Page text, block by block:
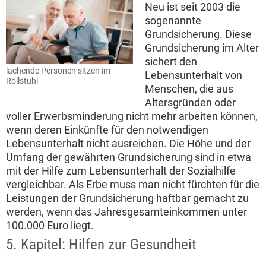
lachende Personen sitzen im
Rollstuhl
Neu ist seit 2003 die
sogenannte
Grundsicherung. Diese
Grundsicherung im Alter
sichert den
Lebensunterhalt von
Menschen, die aus
Altersgründen oder
voller Erwerbsminderung nicht mehr arbeiten können,
wenn deren Einkünfte für den notwendigen
Lebensunterhalt nicht ausreichen. Die Höhe und der
Umfang der gewährten Grundsicherung sind in etwa
mit der Hilfe zum Lebensunterhalt der Sozialhilfe
vergleichbar. Als Erbe muss man nicht fürchten für die
Leistungen der Grundsicherung haftbar gemacht zu
werden, wenn das Jahresgesamteinkommen unter
100.000 Euro liegt.
5. Kapitel: Hilfen zur Gesundheit